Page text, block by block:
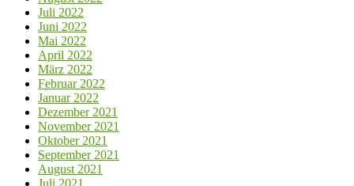
Juli 2022
Juni 2022
Mai 2022
April 2022
März 2022
Februar 2022
Januar 2022
Dezember 2021
November 2021
Oktober 2021
September 2021
August 2021